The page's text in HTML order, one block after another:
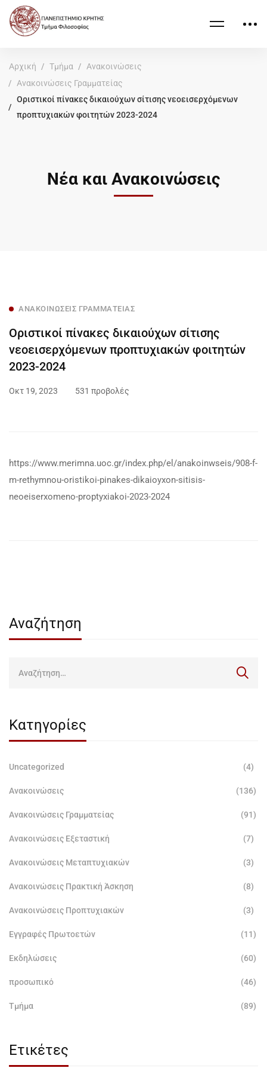
Αρχική Τμήμα
Ανακοινώσεις
Ανακοινώσεις Γραμματείας
Οριστικοί πίνακες δικαιούχων σίτισης νεοεισερχόμενων
προπτυχιακών φοιτητών 2023-2024
Νέα και Ανακοινώσεις
ΑΝΑΚΟΙΝΏΣΕΙΣ ΓΡΑΜΜΑΤΕΊΑΣ
Οριστικοί πίνακες δικαιούχων σίτισης
νεοεισερχόμενων προπτυχιακών φοιτητών
2023-2024
Οκτ 19, 2023 531 προβολές
https://www.merimna.uoc.gr/index.php/el/anakoinwseis/908-f-
m-rethymnou-oristikoi-pinakes-dikaioyxon-sitisis-
neoeiserxomeno-proptyxiakoi-2023-2024
Αναζήτηση
Κατηγορίες
Uncategorized (4)
Ανακοινώσεις (136)
Ανακοινώσεις Γραμματείας (91)
Ανακοινώσεις Εξεταστική (7)
Ανακοινώσεις Μεταπτυχιακών (3)
Ανακοινώσεις Πρακτική Άσκηση (8)
Ανακοινώσεις Προπτυχιακών (3)
Εγγραφές Πρωτοετών (11)
Εκδηλώσεις (60)
προσωπικό (46)
Τμήμα (89)
Ετικέτες